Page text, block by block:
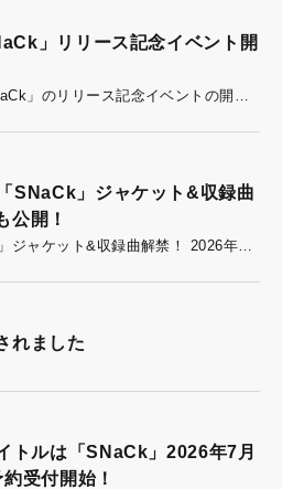
」リリース記念イベント開
め組3rd Album「SNaCk」のリリース記念イベントの開催が決定しました！ リリース日7/8(水)を皮切りに、色々な場所を巡ってアコースティックミニライブ&サイン会を行います。 各会場の詳細をご確認のうえ、お越しください！ 皆様のご参加をお待ちしております！ 【日時】2026年7月8日（水）19：00～ 【会場】HMV&BOOKS SHIBUYA ▶▶詳細はこちら 【日時】2026年7月11日（土）13：00～ 【会場】タワーレコードイオンモール津田沼North店 ▶▶詳細はこちら 【日時】2026年7月20日（月・祝）19：00～ 【会場】東急歌舞伎町タワー2F歌舞伎横丁 ▶▶詳細はこちら 【イベント内容】アコースティックミニライブ＆サイン会 【対象商品】「SNaCk」XNRJ-10050 / ¥3,000(tax in) ※イベント参加には、各地の対象店舗で対象商品のご購入が必要です。詳しくは各会場の詳細をご覧ください。
SNaCk」ジャケット&収録曲
公開！
3rd Album「SNaCk」ジャケット&収録曲解禁！ 2026年7月8日(水)9年ぶりにリリースとなるフルアルバムは、スナック菓子のように過去最高に個性豊かでバラエティに富んだ全12曲を収録。 1. WE ARE WAKEARI！ 2. バンド・デシネm9(^Д^) 3. なるべく 4. ふくろいりますか？ 5. もったいない夜 6. 奈良より断然☆台北 7. あたし猫。 8. 二の舞 9. ピー 10. 銀行強盗の唄 11. おでことおでこ 12. 駄菓子歌詞 6月10日(水)にアルバムより「ピー」を先行配信することが決定！ さらにCD購入特典の絵柄も公開！ 🔹先着特典 オリジナルトレーディングカード ★5種ランダム★ ポテチのジャケットにカードが付いて、まるでプ⚫️野球チップス？是非コレクションしてください。 🔹Amazonのみダブル特典 メガジャケ 是非大きく飾ってください。 予約はこちら
れました
トルは「SNaCk」2026年7月
受付開始！